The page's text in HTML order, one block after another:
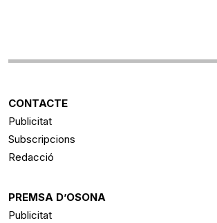
CONTACTE
Publicitat
Subscripcions
Redacció
PREMSA D’OSONA
Publicitat